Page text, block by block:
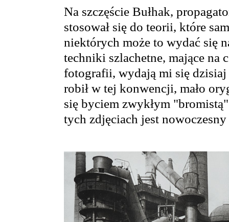
Na szczęście Bułhak,
stosował się do teorii, które
niektórych może to wydać się
techniki szlachetne, mające na
fotografii, wydają mi się dzisiaj
robił w tej konwencji, mało
się byciem zwykłym
tych zdjęciach jest